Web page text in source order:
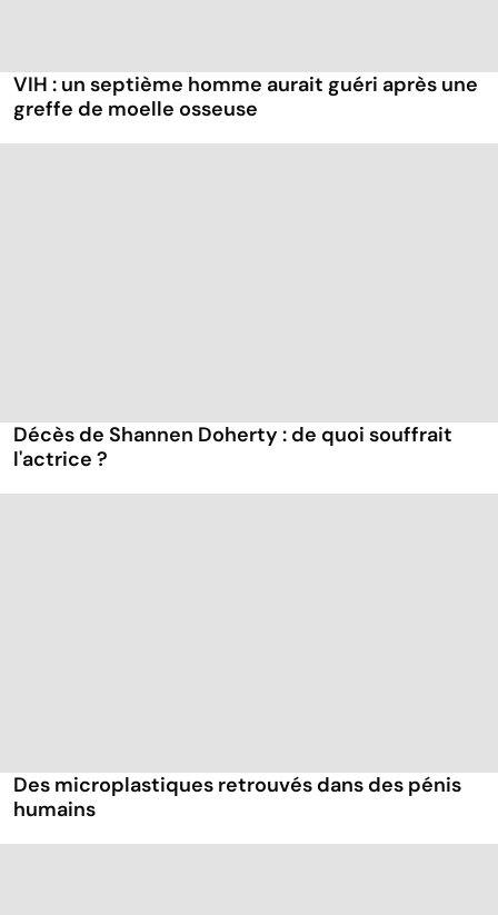
VIH : un septième homme aurait guéri après une
greffe de moelle osseuse
Décès de Shannen Doherty : de quoi souffrait
l'actrice ?
Des microplastiques retrouvés dans des pénis
humains